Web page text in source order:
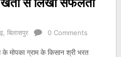
, बिलासपुर 0 Comments
के मोपका ग्राम के किसान श्री भरत